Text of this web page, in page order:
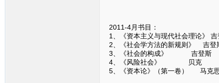
2011-4月书目：
1、《资本主义与现代社会理论》 吉
2、《社会学方法的新规则》 吉登
3、《社会的构成》 吉登斯
4、《风险社会》 贝克
5、《资本论》（第一卷） 马克